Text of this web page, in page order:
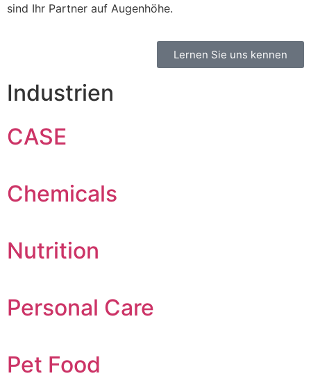
sind Ihr Partner auf Augenhöhe.
Lernen Sie uns kennen
Industrien
CASE
Chemicals
Nutrition
Personal Care
Pet Food